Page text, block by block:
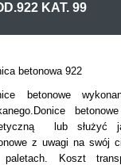
KAT. 99
betonowa 922
betonowe
lub służyć
z uwagi na swój
Koszt